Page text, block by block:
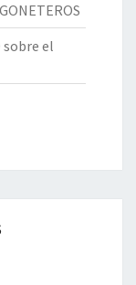
sobre el